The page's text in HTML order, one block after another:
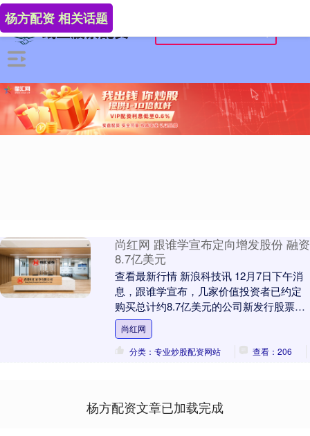
杨方配资 相关话题
尚红网 跟谁学宣布定向增发股份 融资
8.7亿美元
查看最新行情 新浪科技讯 12月7日下午消
息，跟谁学宣布，几家价值投资者已约定
购买总计约8.7亿美元的公司新发行股票。
针对此次融资，跟谁学是为了增厚公司的
现金....
尚红网
分类：专业炒股配资网站
查看：206
杨方配资文章已加载完成